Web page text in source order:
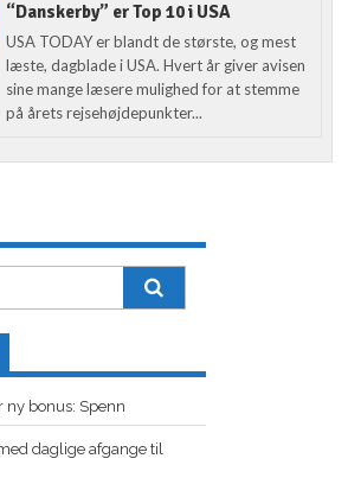
“Danskerby” er Top 10 i USA
USA TODAY er blandt de største, og mest
læste, dagblade i USA. Hvert år giver avisen
sine mange læsere mulighed for at stemme
på årets rejsehøjdepunkter...
ny bonus: Spenn
daglige afgange til